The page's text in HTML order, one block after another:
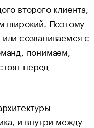
второго клиента,
широкий. Поэтому
созваниваемся с
понимаем,
перед
и внутри между